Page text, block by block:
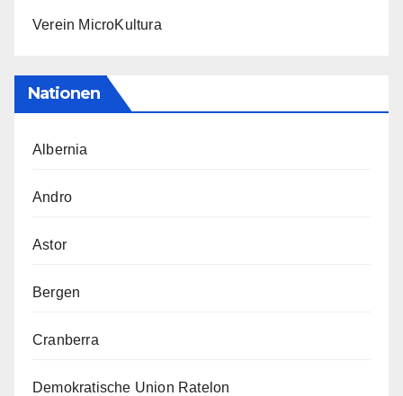
Verein MicroKultura
Nationen
Albernia
Andro
Astor
Bergen
Cranberra
Demokratische Union Ratelon